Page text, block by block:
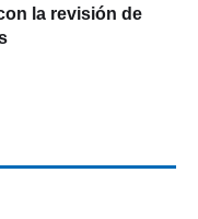
la revisión de